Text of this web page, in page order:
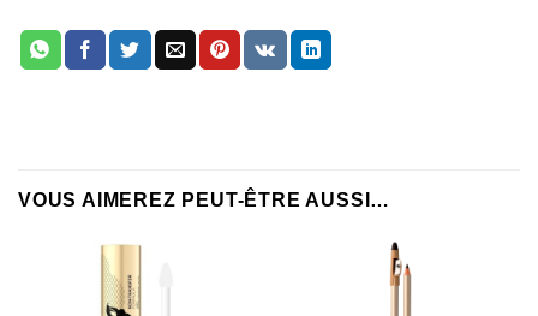
VOUS AIMEREZ PEUT-ÊTRE AUSSI…